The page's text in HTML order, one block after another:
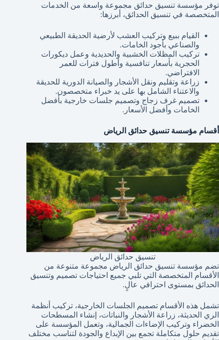
توفر مؤسسة تنسيق حدائق مجموعة واسعة من الخدمات
المتخصصة في تنسيق الحدائق، أبرزها:
القيام ببيع وتركيب العشب لأرضية الحديقة الطبيعي
والصناعي بأجود الخامات.
تركيب المظلات الخشبية والحديدية وعمل ديكورات
الحجرية بأسعار تنافسية وأطول فترات للعمر
الافتراضي.
زراعة وتقليم ونقل الأشجار والصيانة الدورية للحديقة
والاعتناء الشامل بها على يد خبراء متخصصون.
تصميم غرف زجاج وتصميم جلسات خارجية بأفضل
الخامات وأفضل الأسعار.
أقسام مؤسسة تنسيق حدائق الرياض
تنسيق حدائق الرياض
تضم مؤسسة تنسيق حدائق الرياض مجموعة متنوعة من
الأقسام المتخصصة التي تلبي جميع احتياجات تصميم وتنسيق
الحدائق بمستوى احترافي عالٍ.
تشمل هذه الأقسام تصميم الجلسات الخارجية، تركيب أنظمة
الري الحديثة، زراعة الأشجار والنباتات، إنشاء المسطحات
الخضراء وتركيب الإضاءات الجمالية، وتعمل المؤسسة على
تقديم حلول متكاملة تجمع بين الإبداع والجودة لتناسب مختلف